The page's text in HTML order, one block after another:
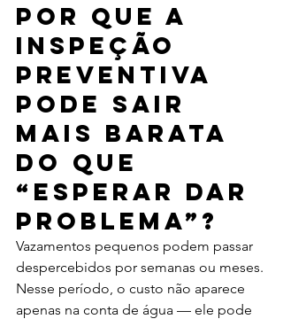
Por que a
inspeção
preventiva
pode sair
mais barata
do que
“esperar dar
problema”?
Vazamentos pequenos podem passar
despercebidos por semanas ou meses.
Nesse período, o custo não aparece
apenas na conta de água — ele pode